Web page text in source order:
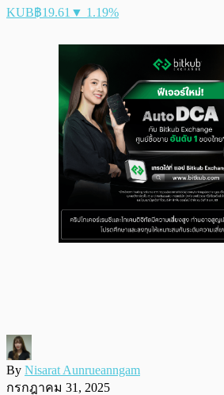
KUB฿19.61 ▼ 1.19%
By Nisarat Aunrueanngam
กรกฎาคม 31, 2025